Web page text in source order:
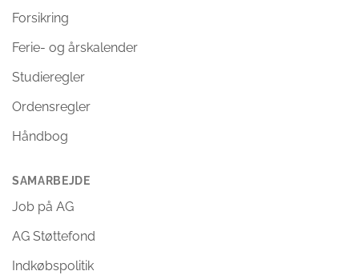
Forsikring
Ferie- og årskalender
Studieregler
Ordensregler
Håndbog
SAMARBEJDE
Job på AG
AG Støttefond
Indkøbspolitik